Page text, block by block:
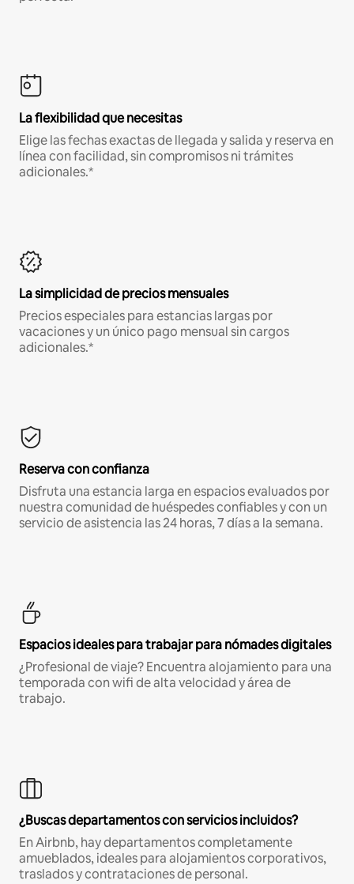
La flexibilidad que necesitas
Elige las fechas exactas de llegada y salida y reserva en
línea con facilidad, sin compromisos ni trámites
adicionales.*
La simplicidad de precios mensuales
Precios especiales para estancias largas por
vacaciones y un único pago mensual sin cargos
adicionales.*
Reserva con confianza
Disfruta una estancia larga en espacios evaluados por
nuestra comunidad de huéspedes confiables y con un
servicio de asistencia las 24 horas, 7 días a la semana.
Espacios ideales para trabajar para nómades digitales
¿Profesional de viaje? Encuentra alojamiento para una
temporada con wifi de alta velocidad y área de
trabajo.
¿Buscas departamentos con servicios incluidos?
En Airbnb, hay departamentos completamente
amueblados, ideales para alojamientos corporativos,
traslados y contrataciones de personal.